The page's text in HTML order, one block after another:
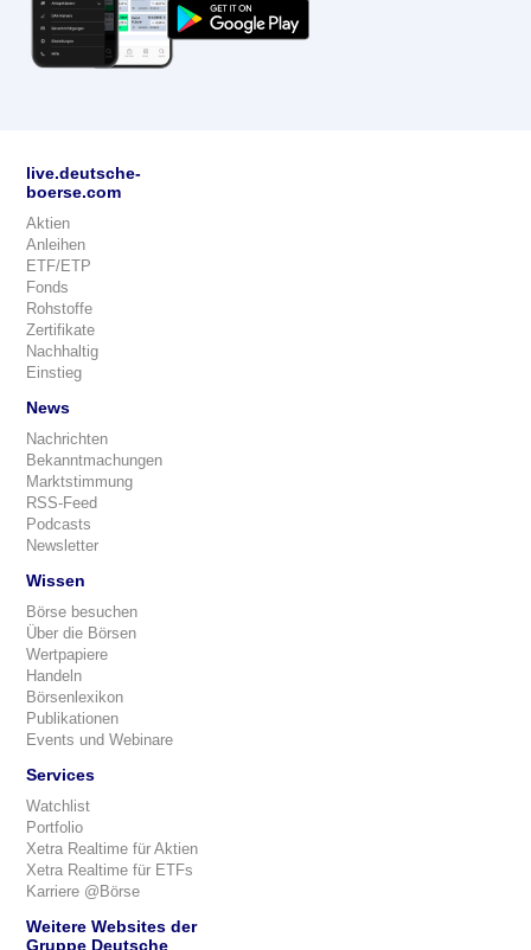
live.deutsche-
boerse.com
Aktien
Anleihen
ETF/ETP
Fonds
Rohstoffe
Zertifikate
Nachhaltig
Einstieg
News
Nachrichten
Bekanntmachungen
Marktstimmung
RSS-Feed
Podcasts
Newsletter
Wissen
Börse besuchen
Über die Börsen
Wertpapiere
Handeln
Börsenlexikon
Publikationen
Events und Webinare
Services
Watchlist
Portfolio
Xetra Realtime für Aktien
Xetra Realtime für ETFs
Karriere @Börse
Weitere Websites der
Gruppe Deutsche